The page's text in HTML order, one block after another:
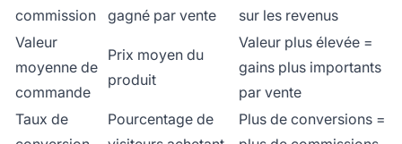
commission
gagné par vente
sur les revenus
Valeur
moyenne de
commande
Prix moyen du
produit
Valeur plus élevée =
gains plus importants
par vente
Taux de
Pourcentage de
Plus de conversions =